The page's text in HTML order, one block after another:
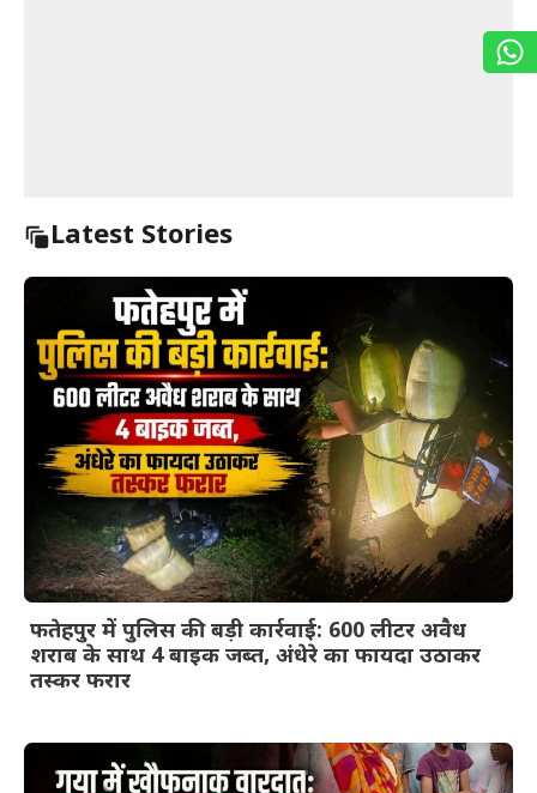
Latest Stories
फतेहपुर में पुलिस की बड़ी कार्रवाई: 600 लीटर अवैध
शराब के साथ 4 बाइक जब्त, अंधेरे का फायदा उठाकर
तस्कर फरार